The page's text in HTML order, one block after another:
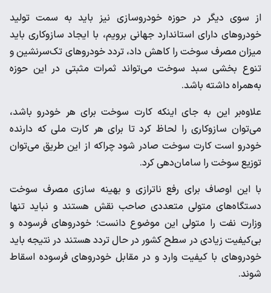
از سوی دیگر در حوزه خودروسازی نیز باید به سمت تولید
خودروهای دارای استاندارد جهانی برویم، با ایجاد سازوکاری باید
میزان مصرف سوخت را کاهش داد، تردد خودروهای تک‌سرنشین و
تنوع بخشی سبد سوخت می‌تواند ثمرات مثبتی در این حوزه
به‌همراه داشته باشد.
علاوه‌بر این به جای اینکه کارت سوخت برای هر خودرو باشد،
می‌توان سازوکاری را لحاظ کرد تا برای هر کارت ملی که دارنده
خودرو است کارت سوخت صادر شود چراکه از این طریق می‌توان
توزیع سوخت را سامان‌دهی کرد.
با این اوصاف برای رفع ناترازی و بهینه سازی مصرف سوخت
دستگاه‌های متولی متعددی صاحب نقش هستند و نباید تنها
وزارت نفت را متولی این موضوع دانست؛ خودروهای فرسوده و
بی‌کیفیت زیادی در سطح کشور در حال تردد هستند در نتیجه باید
خودروهای با کیفیت وارد و در مقابل خودروهای فرسوده اسقاط
شوند.